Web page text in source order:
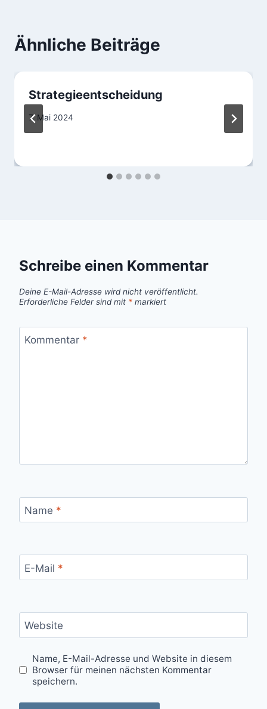
Ähnliche Beiträge
Strategieentscheidung
7. Mai 2024
Schreibe einen Kommentar
Deine E-Mail-Adresse wird nicht veröffentlicht.
Erforderliche Felder sind mit * markiert
Kommentar *
Name *
E-Mail *
Website
Name, E-Mail-Adresse und Website in diesem
Browser für meinen nächsten Kommentar
speichern.